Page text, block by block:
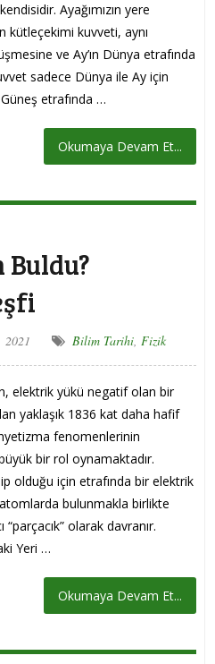
Ayağımızın yere
kütleçekimi kuvveti, aynı
ve Ay’ın Dünya etrafında
sadece Dünya ile Ay için
etrafında …
Okumaya Devam Et...
2021 Bilim Tarihi, Fizik
elektrik yükü negatif olan bir
yaklaşık 1836 kat daha hafif
fenomenlerinin
bir rol oynamaktadır.
olduğu için etrafında bir elektrik
bulunmakla birlikte
olarak davranır.
Yeri …
Okumaya Devam Et...